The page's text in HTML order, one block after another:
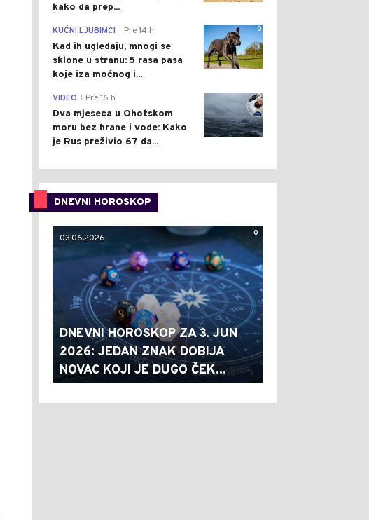
kako da prep...
0
KUĆNI LJUBIMCI Pre 14 h
Kad ih ugledaju, mnogi se
sklone u stranu: 5 rasa pasa
koje iza moćnog i...
0
VIDEO Pre 16 h
Dva mjeseca u Ohotskom
moru bez hrane i vode: Kako
je Rus preživio 67 da...
DNEVNI HOROSKOP
0
03.06.2026.
DNEVNI HOROSKOP ZA 3. JUN
2026: JEDAN ZNAK DOBIJA
NOVAC KOJI JE DUGO ČEK...